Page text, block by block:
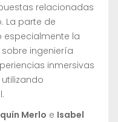
relacionadas
La parte de
la
ingeniería
inmersivas
Merlo e Isabel